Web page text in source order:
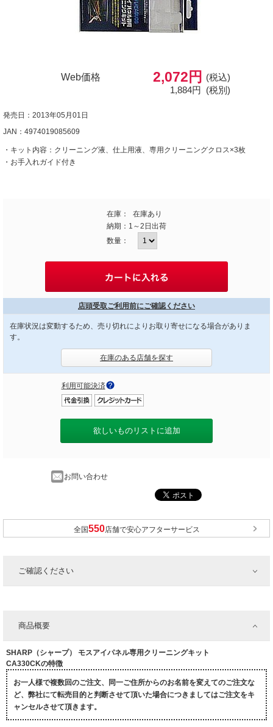
Web価格 2,072円
(税込)
1,884円 (税別)
発売日：2013年05月01日
JAN：4974019085609
・キット内容：クリーニング液、仕上用液、専用クリーニングクロス×3枚
・お手入れガイド付き
在庫：
在庫あり
納期： 1～2日出荷
数量：
店頭受取ご利用前にご確認ください
在庫状況は変動するため、売り切れによりお取り寄せになる場合がありま
す。
在庫のある店舗を探す
利用可能決済
欲しいものリストに追加
お問い合わせ
全国 店舗で安心アフターサービス
ご確認ください
商品概要
SHARP（シャープ） モスアイパネル専用クリーニングキット
CA330CKの特徴
お一人様で複数回のご注文、同一ご住所からのお名前を変えてのご注文な
ど、弊社にて転売目的と判断させて頂いた場合につきましてはご注文をキ
ャンセルさせて頂きます。